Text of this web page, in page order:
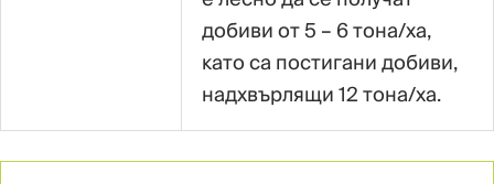
добиви от 5 – 6 тона/ха,
като са постигани добиви,
надхвърлящи 12 тона/ха.